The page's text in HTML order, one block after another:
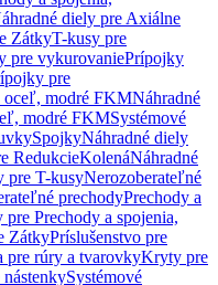
diely pre Axiálne
ZátkyT-kusy pre
pre vykurovaniePrípojky
pre
oceľ, modré FKMNáhradné
modré FKMSystémové
SpojkyNáhradné diely
RedukcieKolenáNáhradné
pre T-kusyNerozoberateľné
prechodyPrechody a
Prechody a spojenia,
ZátkyPríslušenstvo pre
pre rúry a tvarovkyKryty pre
Systémové